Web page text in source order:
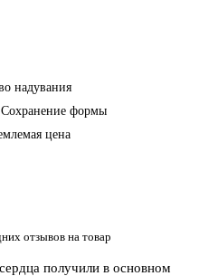
надувания
сохранение формы
цена
отзывов на товар
получили в основном